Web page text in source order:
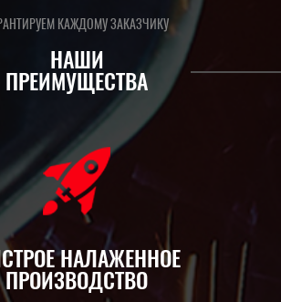
КАЖДОМУ ЗАКАЗЧИКУ
НАШИ
ПРЕИМУЩЕСТВА
НАЛАЖЕННОЕ
ПРОИЗВОДСТВО